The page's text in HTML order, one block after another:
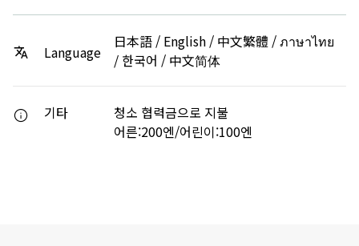
Language
日本語 / English / 中文繁體 / ภาษาไทย
/ 한국어 / 中文简体
기타
청소 협력금으로 지불
어른:200엔/어린이:100엔